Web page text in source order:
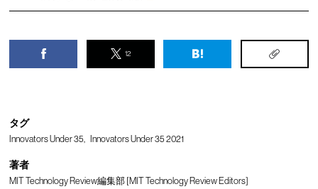
12
タグ
Innovators Under 35 Innovators Under 35 2021
著者
MIT Technology Review編集部 [MIT Technology Review Editors]